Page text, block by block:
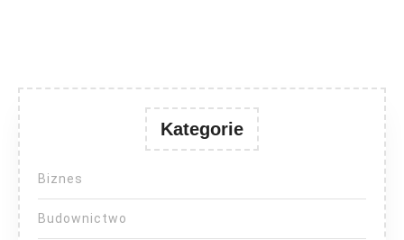
Kategorie
Biznes
Budownictwo